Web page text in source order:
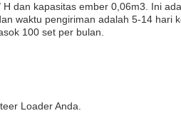
dan kapasitas ember 0,06m3. Ini
waktu pengiriman adalah 5-14 hari
100 set per bulan.
Loader Anda.